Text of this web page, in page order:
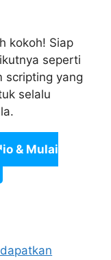
kokoh! Siap
seperti
scripting yang
selalu
& Mulai